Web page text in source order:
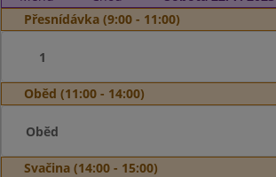
Přesnídávka (9:00 - 11:00)
1
Oběd (11:00 - 14:00)
Oběd
Svačina (14:00 - 15:00)